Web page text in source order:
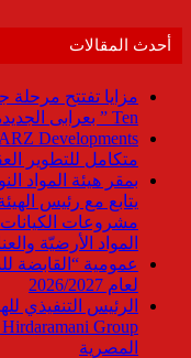
أحدث المقالات
Ten ” بعرابى الجديدة بمدينة العبور
متكامل للتطوير
بمقر هيئة المواد
يتابع مع رئيس
مشروعات الكيانات
المواد الأرضيّة
عمومية “القابضة
لعام 2026/2027
الرئيس التنفيذي
المصرية